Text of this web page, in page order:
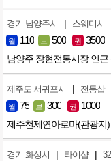
경기 남양주시 | 스웨디시
월 110 보 500 권 3500
남양주 장현전통시장 인
제주도 서귀포시 | 전통샵
월 75 보 300 권 1000
제주천제연아로마(관광지)
경기 화성시 | 타이샵 |